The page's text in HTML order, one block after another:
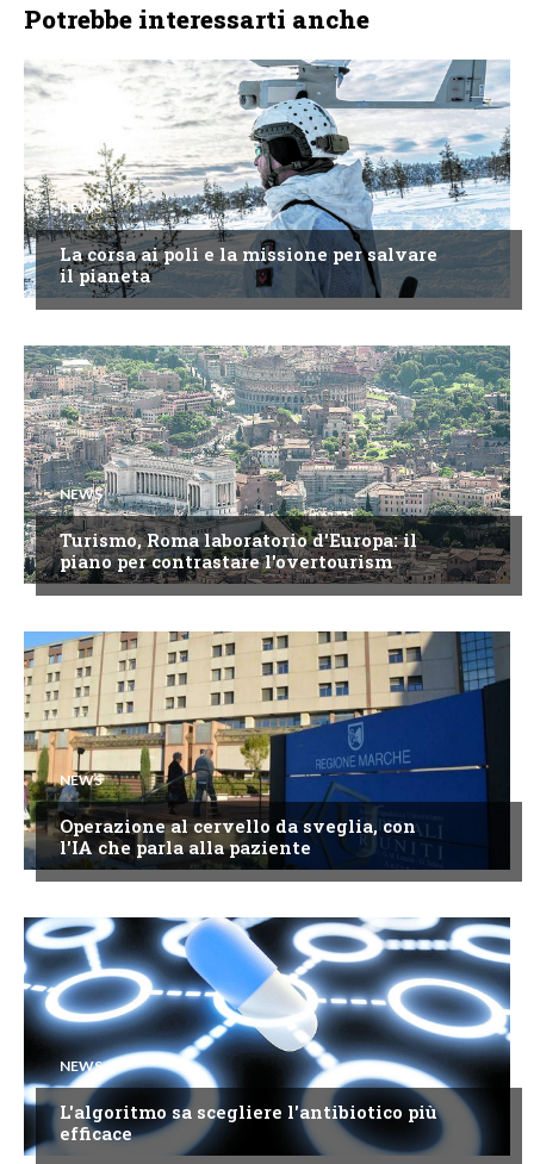
Potrebbe interessarti anche
NEWS
La corsa ai poli e la missione per salvare
il pianeta
NEWS
Turismo, Roma laboratorio d'Europa: il
piano per contrastare l'overtourism
NEWS
Operazione al cervello da sveglia, con
l'IA che parla alla paziente
NEWS
L'algoritmo sa scegliere l'antibiotico più
efficace